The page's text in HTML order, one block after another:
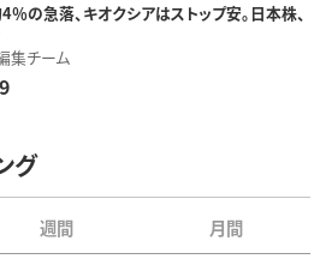
％の急落、キオクシアはストップ安。日本株、
集チーム
グ
週間 月間